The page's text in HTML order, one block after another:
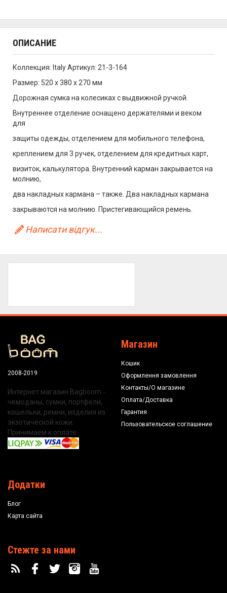
ОПИСАНИЕ
Коллекция: Italy Артикул: 21-3-164
Размер: 520 x 380 x 270 мм
Дорожная сумка на колесиках с выдвижной ручкой.
Внутреннее отделение оснащено держателями и веком
для
защиты одежды, отделением для мобильного телефона,
креплением для 3 ручек, отделением для кредитных карт,
визиток, калькулятора. Внутренний карман закрывается на
молнию,
два накладных кармана – также. Два накладных кармана
закрываются на молнию. Пристегивающийся ремень.
Написати відгук...
2008-2019
Интернет магазин Bagboom -
чемоданы, сумки, портфели,
кошельки, ремни, изделия из
экзотической кожи.
Принимаем к оплате:
Магазин
Кошик
Оформлення замовлення
Контакты/О магазине
Оплата/Доставка
Гарантия
Пользовательское соглашение
Додатки
Блог
Карта сайта
Стежте за нами